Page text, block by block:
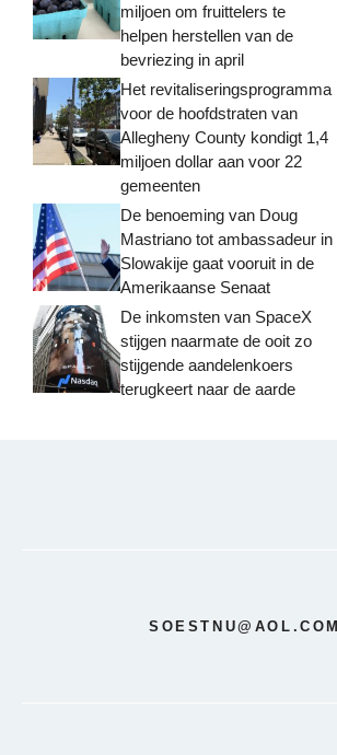
miljoen om fruittelers te
helpen herstellen van de
bevriezing in april
Het revitaliseringsprogramma
voor de hoofdstraten van
Allegheny County kondigt 1,4
miljoen dollar aan voor 22
gemeenten
De benoeming van Doug
Mastriano tot ambassadeur in
Slowakije gaat vooruit in de
Amerikaanse Senaat
De inkomsten van SpaceX
stijgen naarmate de ooit zo
stijgende aandelenkoers
terugkeert naar de aarde
SOESTNU@AOL.COM